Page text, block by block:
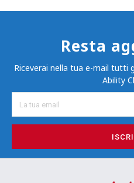
Resta
Riceverai nella tua e-mail tutti
Ability